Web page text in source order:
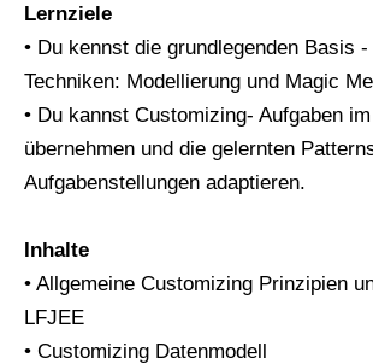
Lernziele
• Du kennst die grundlegenden Basis
Techniken: Modellierung und Magic
• Du kannst Customizing- Aufgaben
übernehmen und die gelernten
Aufgabenstellungen adaptieren.
Inhalte
• Allgemeine Customizing Prinzipien
LFJEE
• Customizing Datenmodell